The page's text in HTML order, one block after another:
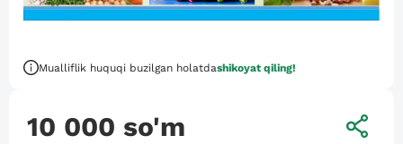
Mualliflik huquqi buzilgan holatdashikoyat qiling!
10 000 so'm